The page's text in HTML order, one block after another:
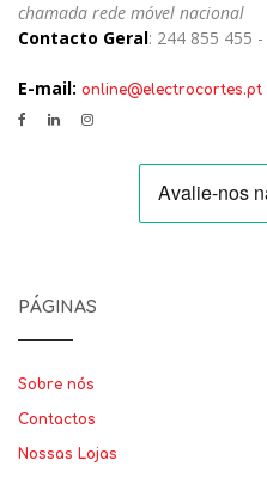
chamada rede móvel nacional
Contacto Geral: 244 855 455 -
E-mail: online@electrocortes.pt
PÁGINAS
Sobre nós
Contactos
Nossas Lojas